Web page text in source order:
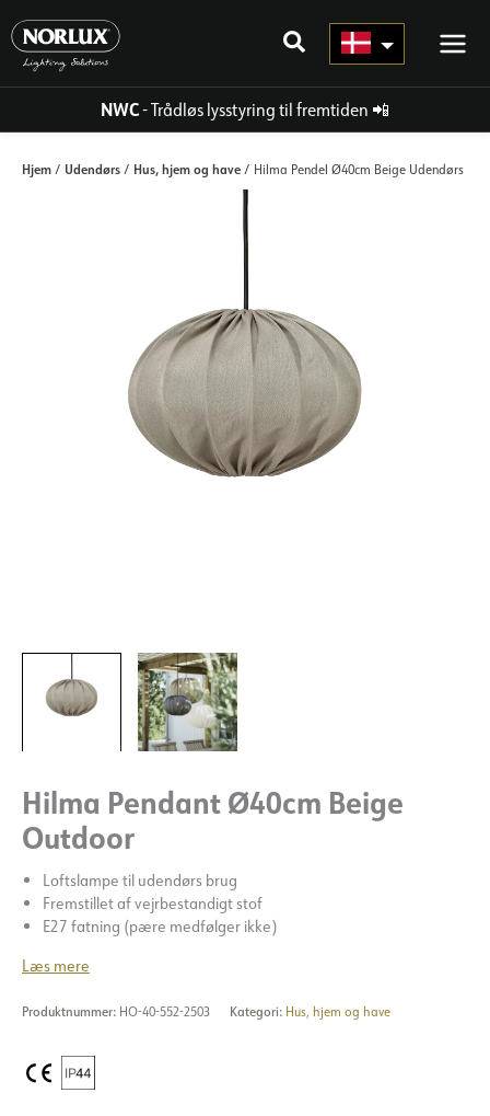
indhold
NWC- Trådløs lysstyring til fremtiden 📲
Hjem / Udendørs / Hus, hjem og have / Hilma Pendel Ø40cm Beige Udendørs
Hilma Pendant Ø40cm Beige
Outdoor
Loftslampe til udendørs brug
Fremstillet af vejrbestandigt stof
E27 fatning (pære medfølger ikke)
Læs mere
Produktnummer: HO-40-552-2503 Kategori: Hus, hjem og have